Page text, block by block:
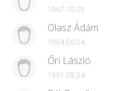
1967.10.09
Olasz Ádám
1994.06.04
Őri László
1991.08.04